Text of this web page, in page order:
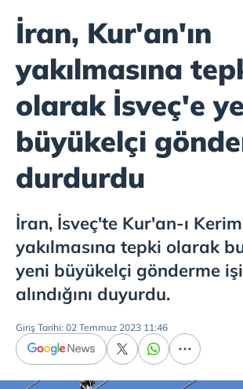
İran, Kur'an'ın
yakılmasına
olarak İsveç'e
büyükelçi
durdurdu
İran, İsveç'te Kur'an-ı
yakılmasına tepki olarak
yeni büyükelçi gönderme
alındığını duyurdu.
Giriş Tarihi: 02 Temmuz 2023 11:46